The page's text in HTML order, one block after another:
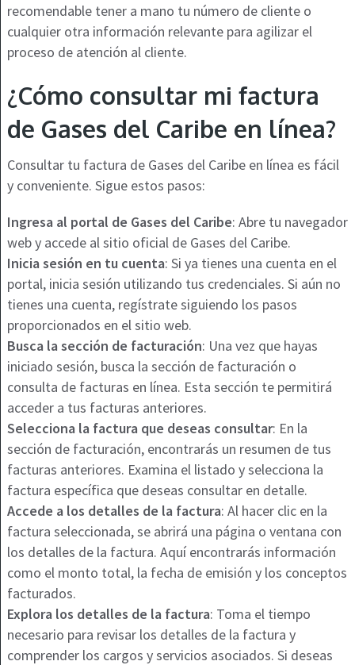
recomendable tener a mano tu número de cliente o
cualquier otra información relevante para agilizar el
proceso de atención al cliente.
¿Cómo consultar mi factura
de Gases del Caribe en línea?
Consultar tu factura de Gases del Caribe en línea es fácil
y conveniente. Sigue estos pasos:
Ingresa al portal de Gases del Caribe: Abre tu navegador
web y accede al sitio oficial de Gases del Caribe.
Inicia sesión en tu cuenta: Si ya tienes una cuenta en el
portal, inicia sesión utilizando tus credenciales. Si aún no
tienes una cuenta, regístrate siguiendo los pasos
proporcionados en el sitio web.
Busca la sección de facturación: Una vez que hayas
iniciado sesión, busca la sección de facturación o
consulta de facturas en línea. Esta sección te permitirá
acceder a tus facturas anteriores.
Selecciona la factura que deseas consultar: En la
sección de facturación, encontrarás un resumen de tus
facturas anteriores. Examina el listado y selecciona la
factura específica que deseas consultar en detalle.
Accede a los detalles de la factura: Al hacer clic en la
factura seleccionada, se abrirá una página o ventana con
los detalles de la factura. Aquí encontrarás información
como el monto total, la fecha de emisión y los conceptos
facturados.
Explora los detalles de la factura: Toma el tiempo
necesario para revisar los detalles de la factura y
comprender los cargos y servicios asociados. Si deseas